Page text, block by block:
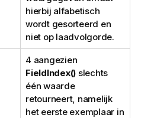
hierbij alfabetisch
wordt gesorteerd en
niet op laadvolgorde.
4 aangezien
FieldIndex() slechts
één waarde
retourneert, namelijk
het eerste exemplaar in